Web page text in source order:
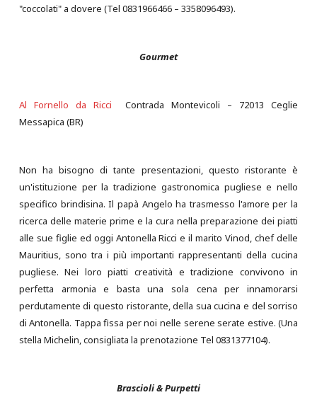
"coccolati" a dovere (Tel 0831966466 – 3358096493).
Gourmet
Al Fornello da Ricci
Contrada Montevicoli – 72013 Ceglie
Messapica (BR)
Non ha bisogno di tante presentazioni, questo ristorante è
un'istituzione per la tradizione gastronomica pugliese e nello
specifico brindisina. Il papà Angelo ha trasmesso l'amore per la
ricerca delle materie prime e la cura nella preparazione dei piatti
alle sue figlie ed oggi Antonella Ricci e il marito Vinod, chef delle
Mauritius, sono tra i più importanti rappresentanti della cucina
pugliese. Nei loro piatti creatività e tradizione convivono in
perfetta armonia e basta una sola cena per innamorarsi
perdutamente di questo ristorante, della sua cucina e del sorriso
di Antonella. Tappa fissa per noi nelle serene serate estive. (Una
stella Michelin, consigliata la prenotazione Tel 0831377104).
Brascioli & Purpetti